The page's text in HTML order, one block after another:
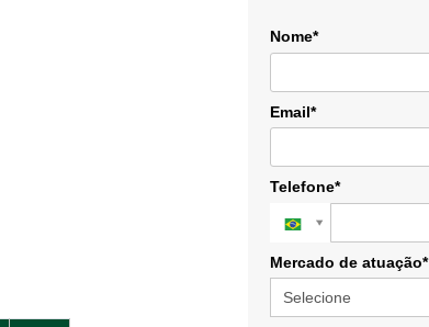
Nome*
Email*
Telefone*
Mercado de atuação*